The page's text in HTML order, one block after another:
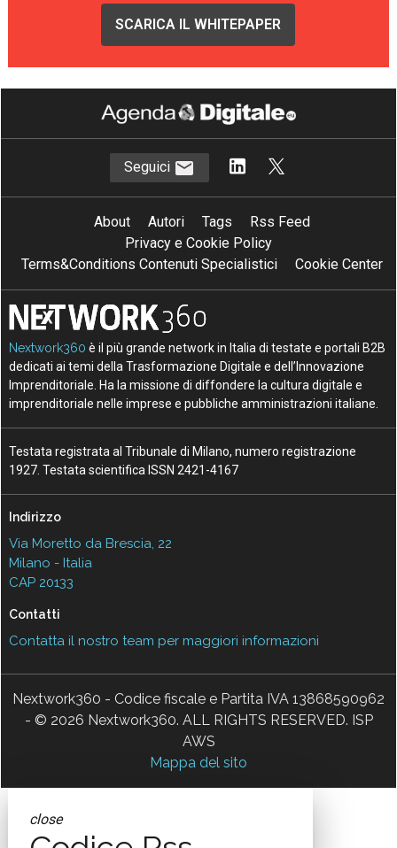
SCARICA IL WHITEPAPER
Seguici
About Autori Tags
Rss Feed
Privacy e Cookie Policy
Terms&Conditions Contenuti Specialistici
Cookie Center
Nextwork360 è il più grande network in Italia di testate e portali B2B
dedicati ai temi della Trasformazione Digitale e dell’Innovazione
Imprenditoriale. Ha la missione di diffondere la cultura digitale e
imprenditoriale nelle imprese e pubbliche amministrazioni italiane.
Testata registrata al Tribunale di Milano, numero registrazione
1927. Testata scientifica ISSN 2421-4167
Indirizzo
Via Moretto da Brescia, 22
Milano - Italia
CAP 20133
Contatti
Contatta il nostro team per maggiori informazioni
Nextwork360 - Codice fiscale e Partita IVA 13868590962
- © 2026 Nextwork360. ALL RIGHTS RESERVED. ISP
AWS
Mappa del sito
close